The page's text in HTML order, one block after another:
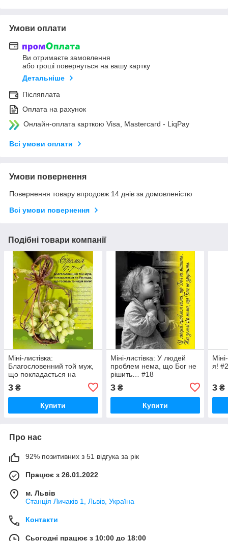
Умови оплати
Ви отримаєте замовлення
або гроші повернуться на вашу картку
Детальніше
Післяплата
Оплата на рахунок
Онлайн-оплата карткою Visa, Mastercard - LiqPay
Всі умови оплати
Умови повернення
Повернення товару впродовж 14 днів за домовленістю
Всі умови повернення
Подібні товари компанії
Міні-листівка:
Благословенний той муж,
що покладається на
3 ₴
Купити
Міні-листівка: У людей
проблем нема, що Бог не
рішить… #18
3₴
Купити
я!
3 ₴
Про нас
92% позитивних з 51 відгука за рік
Працює з 26.01.2022
м. Львів
Станція Личаків 1, Львів, Україна
Контакти
Сьогодні працює з 10:00 до 18:00